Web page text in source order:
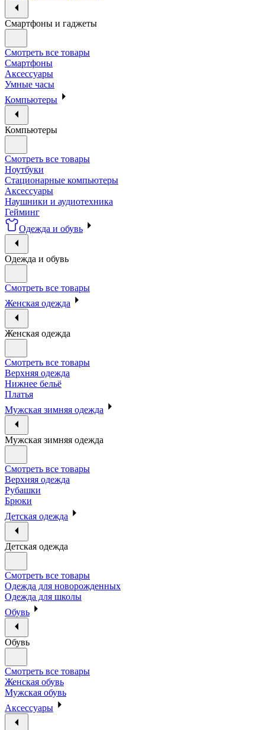
Смартфоны и гаджеты
Смотреть все товары
Смартфоны
Аксессуары
Умные часы
Компьютеры
Компьютеры
Смотреть все товары
Ноутбуки
Стационарные компьютеры
Аксессуары
Наушники и аудиотехника
Гейминг
Одежда и обувь
Одежда и обувь
Смотреть все товары
Женская одежда
Женская одежда
Смотреть все товары
Верхняя одежда
Нижнее бельё
Платья
Мужская зимняя одежда
Мужская зимняя одежда
Смотреть все товары
Верхняя одежда
Рубашки
Брюки
Детская одежда
Детская одежда
Смотреть все товары
Одежда для новорожденных
Одежда для школы
Обувь
Обувь
Смотреть все товары
Женская обувь
Мужская обувь
Аксессуары